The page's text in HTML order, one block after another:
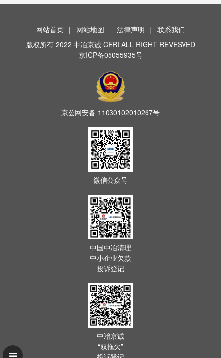
网站首页 | 网站地图 | 法律声明 |
联系我们
版权所有 2022 中冶京诚 CERI ALL RIGHT REVESVED
京ICP备05055935号
京公网安备 11030102010267号
微信公众号
中国中冶清理
中小企业欠款
投诉登记
中冶京诚
“双拖欠”